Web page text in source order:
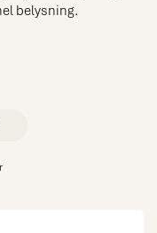
belysning.